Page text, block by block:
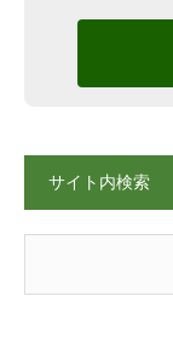
サイト内検索